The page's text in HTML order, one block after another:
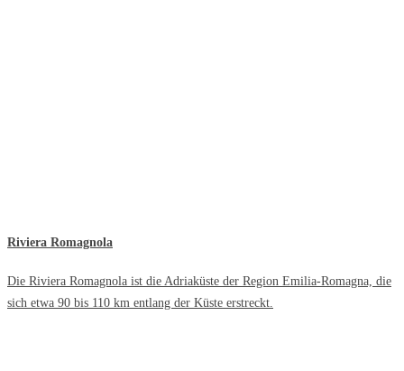
Riviera Romagnola
Die Riviera Romagnola ist die Adriaküste der Region Emilia-Romagna, die
sich etwa 90 bis 110 km entlang der Küste erstreckt.